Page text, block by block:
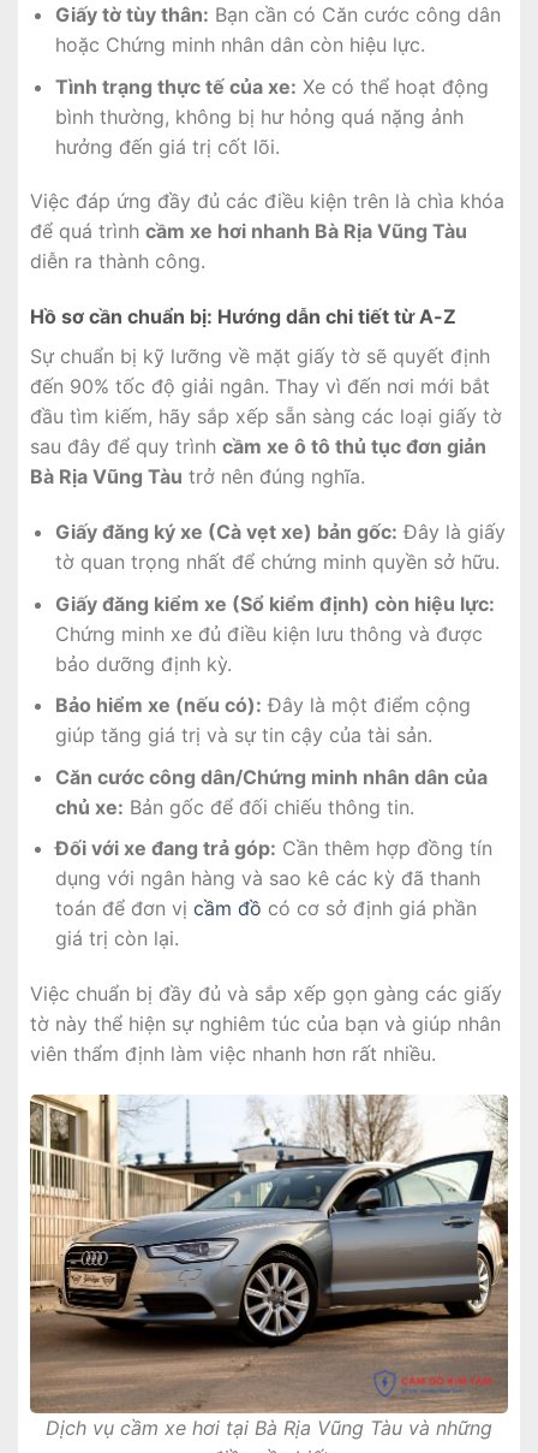
Giấy tờ tùy thân: Bạn cần có Căn cước công dân
hoặc Chứng minh nhân dân còn hiệu lực.
Tình trạng thực tế của xe: Xe có thể hoạt động
bình thường, không bị hư hỏng quá nặng ảnh
hưởng đến giá trị cốt lõi.
Việc đáp ứng đầy đủ các điều kiện trên là chìa khóa
để quá trình cầm xe hơi nhanh Bà Rịa Vũng Tàu
diễn ra thành công.
Hồ sơ cần chuẩn bị: Hướng dẫn chi tiết từ A-Z
Sự chuẩn bị kỹ lưỡng về mặt giấy tờ sẽ quyết định
đến 90% tốc độ giải ngân. Thay vì đến nơi mới bắt
đầu tìm kiếm, hãy sắp xếp sẵn sàng các loại giấy tờ
sau đây để quy trình cầm xe ô tô thủ tục đơn giản
Bà Rịa Vũng Tàu trở nên đúng nghĩa.
Giấy đăng ký xe (Cà vẹt xe) bản gốc: Đây là giấy
tờ quan trọng nhất để chứng minh quyền sở hữu.
Giấy đăng kiểm xe (Sổ kiểm định) còn hiệu lực:
Chứng minh xe đủ điều kiện lưu thông và được
bảo dưỡng định kỳ.
Bảo hiểm xe (nếu có): Đây là một điểm cộng
giúp tăng giá trị và sự tin cậy của tài sản.
Căn cước công dân/Chứng minh nhân dân của
chủ xe: Bản gốc để đối chiếu thông tin.
Đối với xe đang trả góp: Cần thêm hợp đồng tín
dụng với ngân hàng và sao kê các kỳ đã thanh
toán để đơn vị cầm đồ có cơ sở định giá phần
giá trị còn lại.
Việc chuẩn bị đầy đủ và sắp xếp gọn gàng các giấy
tờ này thể hiện sự nghiêm túc của bạn và giúp nhân
viên thẩm định làm việc nhanh hơn rất nhiều.
Dịch vụ cầm xe hơi tại Bà Rịa Vũng Tàu và những